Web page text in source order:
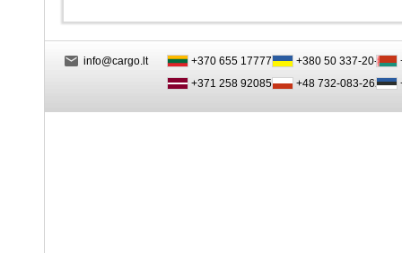
info@cargo.lt
+370 655 17777
+371 258 92085
+380 50 337-20-47
+48 732-083-262